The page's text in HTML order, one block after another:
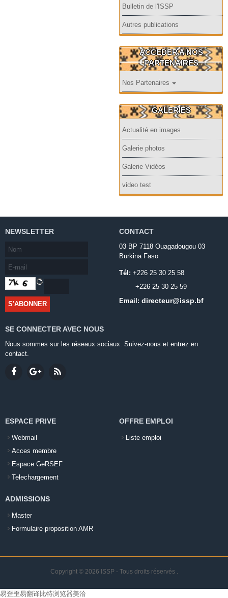
Bulletin de l'ISSP
Autres publications
ACCEDER A NOS
PARTENAIRES
Nos Partenaires
GALERIES
Actualité en images
Galerie photos
Galerie Vidéos
video test
NEWSLETTER CONTACT
03 BP 7118 Ouagadougou 03
Burkina Faso
Tél: +226 25 30 25 58
+226 25 30 25 59
Email: directeur@issp.bf
SE CONNECTER AVEC NOUS
Nous sommes sur les réseaux sociaux. Suivez-nous et entrez en
contact.
ESPACE PRIVE
Webmail
Acces membre
Espace GeRSEF
Telechargement
OFFRE EMPLOI
Liste emploi
ADMISSIONS
Master
Formulaire proposition AMR
Copyright © 2026 ISSP - Tous droits réservés .
易歪歪易翻译比特浏览器美洽